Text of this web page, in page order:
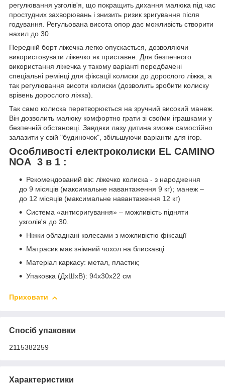
регулювання узголів'я, що покращить дихання малюка під час
простудних захворювань і знизить ризик зригування після
годування. Регульована висота опор дає можливість створити
нахил до 30
Передній борт ліжечка легко опускається, дозволяючи
використовувати ліжечко як приставне. Для безпечного
використання ліжечка у такому варіанті передбачені
спеціальні ремінці для фіксації колиски до дорослого ліжка, а
так регулювання висоти колиски (дозволить зробити колиску
врівень дорослого ліжка).
Так само колиска перетворюється на зручний високий манеж.
Він дозволить малюку комфортно грати зі своїми іграшками у
безпечній обстановці. Завдяки лазу дитина зможе самостійно
залазити у свій "будиночок", збільшуючи варіанти для ігор.
Особливості електроколиски EL CAMINO
NOA 3 в 1 :
Рекомендований вік: ліжечко колиска - з народження
до 9 місяців (максимальне навантаження 9 кг); манеж –
до 12 місяців (максимальне навантаження 12 кг)
Система «антисригування» – можливість підняти
узголів'я до 30.
Ніжки обладнані колесами з можливістю фіксації
Матрасик має знімний чохол на блискавці
Матеріал каркасу: метал, пластик;
Упаковка (ДхШхВ): 94х30х22 см
Приховати
Спосіб упаковки
2115382259
Характеристики